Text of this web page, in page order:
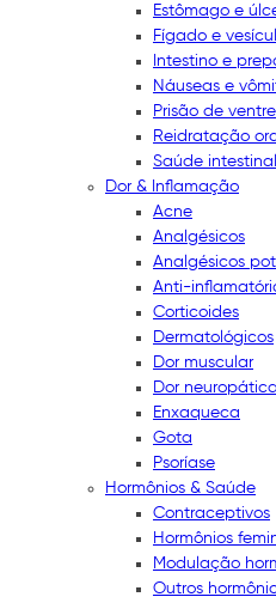
Estômago e
Fígado e
Intestino e
Náuseas e
Prisão de ventre
Reidratação
Saúde intestinal
Dor & Inflamação
Acne
Analgésicos
Analgésicos
Anti-
Corticoides
Dermatológicos
Dor muscular
Dor neuropática
Enxaqueca
Gota
Psoríase
Hormônios & Saúde
Contraceptivos
Hormônios
Modulação
Outros